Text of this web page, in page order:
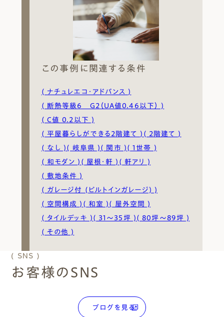
この事例に関連する条件
( ナチュレエコ・アドバンス )
( 断熱等級6 G2（UA値0.46以下） )
( C値 0.2以下 )
( 平屋暮らしができる2階建て ) ( 2階建て )
( なし ) ( 岐阜県 ) ( 関市 ) ( 1世帯 )
( 和モダン ) ( 屋根・軒 ) ( 軒アリ )
( 敷地条件 )
( ガレージ付 (ビルトインガレージ) )
( 空間構成 ) ( 和室 ) ( 屋外空間 )
( タイルデッキ ) ( 31～35坪 ) ( 80坪～89坪 )
( その他 )
( SNS )
お客様のSNS
ブログを見る